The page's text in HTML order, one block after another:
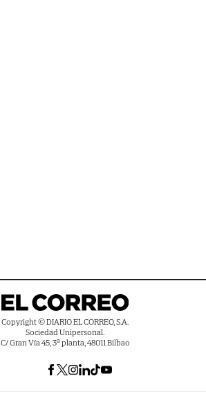
Copyright © DIARIO EL CORREO, S.A.
Sociedad Unipersonal.
C/ Gran Vía 45, 3ª planta, 48011 Bilbao